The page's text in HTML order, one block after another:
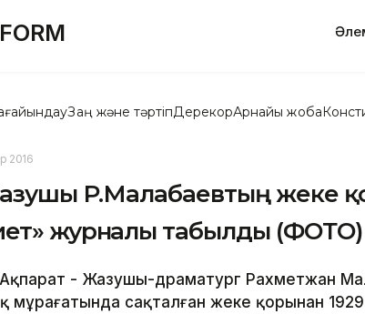
Заң және тәртіпДерекқорАрнайы жоба
2016
Р.Малабаевтың жеке
журналы табылды (ФОТО)
- Жазушы-драматург Рахметжан
мұрағатында сақталған жеке қорынан